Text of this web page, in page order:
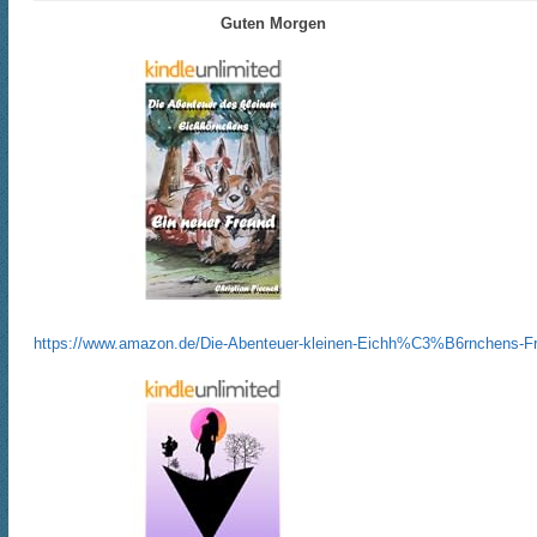
Guten Morgen
https://www.amazon.de/Die-Abenteuer-kleinen-